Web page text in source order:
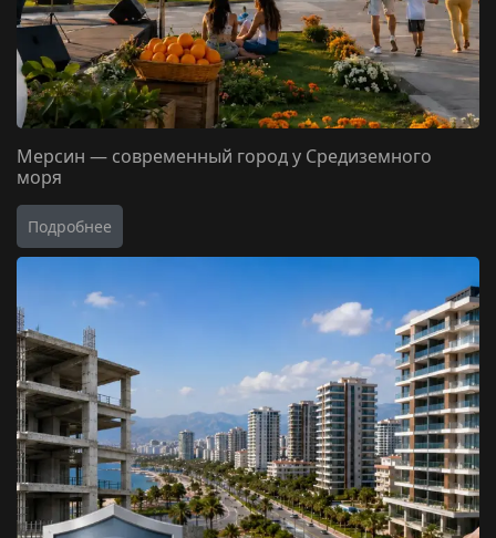
Мерсин — современный город у Средиземного
моря
Подробнее